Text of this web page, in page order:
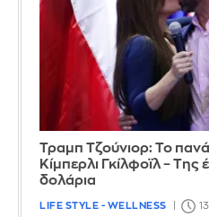
Τραμπ Τζούνιορ: Το
Κίμπερλι Γκίλφοϊλ – Της
δολάρια
LIFE STYLE - WELLNESS